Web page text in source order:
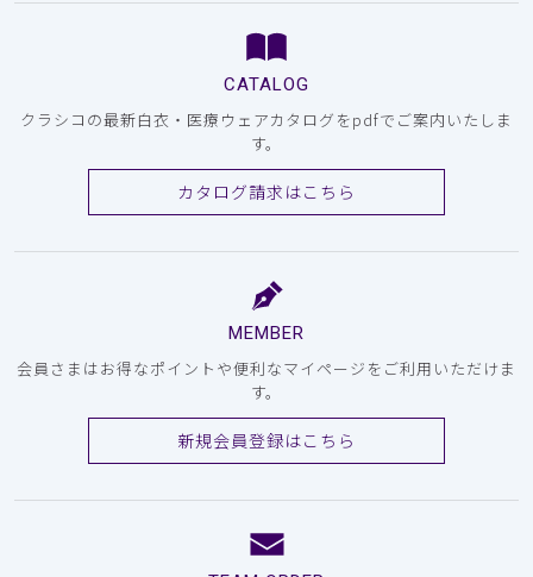
CATALOG
クラシコの最新白衣・医療ウェアカタログをpdfでご案内いたしま
す。
カタログ請求はこちら
MEMBER
会員さまはお得なポイントや便利なマイページをご利用いただけま
す。
新規会員登録はこちら